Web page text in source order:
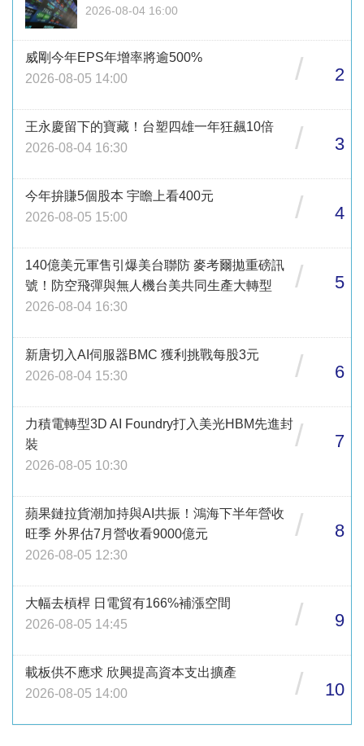
2026-08-04 16:00
威剛今年EPS年增率將逾500%
2026-08-05 14:00
/ 2
王永慶留下的寶藏！台塑四雄一年狂飆10倍
2026-08-04 16:30
/ 3
今年拚賺5個股本 宇瞻上看400元
2026-08-05 15:00
/ 4
140億美元軍售引爆美台聯防 麥考爾拋重磅訊
號！防空飛彈與無人機台美共同生產大轉型
2026-08-04 16:30
/ 5
新唐切入AI伺服器BMC 獲利挑戰每股3元
2026-08-04 15:30
/ 6
力積電轉型3D AI Foundry打入美光HBM先進封
裝
2026-08-05 10:30
/ 7
蘋果鏈拉貨潮加持與AI共振！鴻海下半年營收
旺季 外界估7月營收看9000億元
2026-08-05 12:30
/ 8
大幅去槓桿 日電貿有166%補漲空間
2026-08-05 14:45
/ 9
載板供不應求 欣興提高資本支出擴產
2026-08-05 14:00
/ 10